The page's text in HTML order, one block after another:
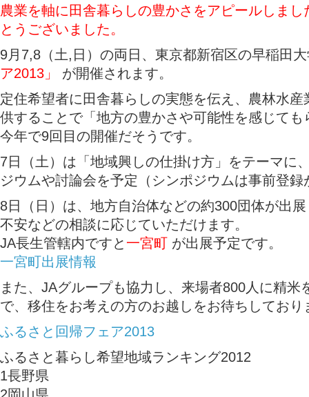
農業を軸に田舎暮らしの豊かさをアピールしま
とうございました。
9月7,8（土,日）の両日、東京都新宿区の早稲田
ア2013」 が開催されます。
定住希望者に田舎暮らしの実態を伝え、農林水
供することで「地方の豊かさや可能性を感じて
今年で9回目の開催だそうです。
7日（土）は「地域興しの仕掛け方」をテーマに
ジウムや討論会を予定（シンポジウムは事前登録
8日（日）は、地方自治体などの約300団体が出
不安などの相談に応じていただけます。
JA長生管轄内ですと 一宮町 が出展予定です。
一宮町出展情報
また、JAグループも協力し、来場者800人に精米
で、移住をお考えの方のお越しをお待ちしており
ふるさと回帰フェア2013
ふるさと暮らし希望地域ランキング2012
1長野県